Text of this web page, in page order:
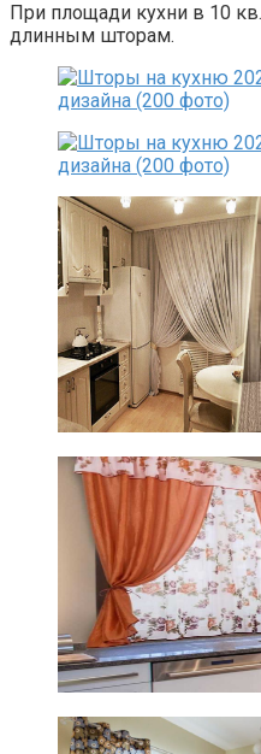
При площади кухни в 10
длинным шторам.